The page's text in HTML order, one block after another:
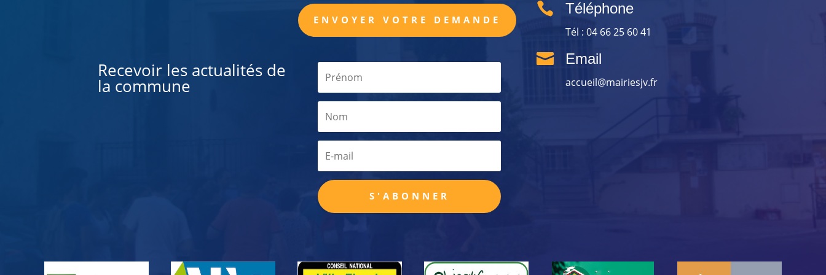
ENVOYER VOTRE DEMANDE
Recevoir les actualités de
la commune
S'ABONNER
 Téléphone
Tél : 04 66 25 60 41
 Email
accueil@mairiesjv.fr